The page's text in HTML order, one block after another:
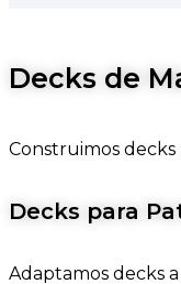
Decks de
Construimos decks
Decks para
Adaptamos decks